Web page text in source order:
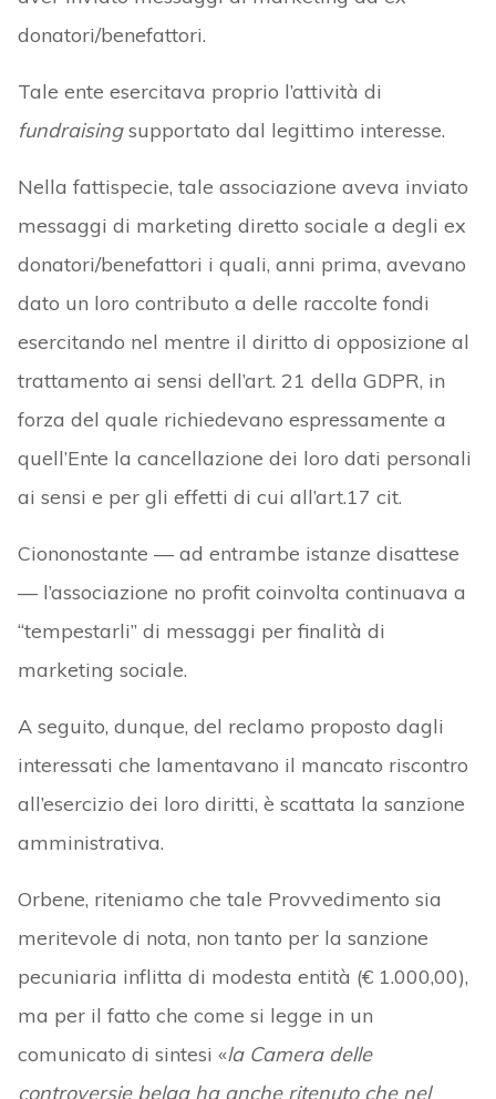
donatori/benefattori.
Tale ente esercitava proprio l’attività di
fundraisingsupportato dal legittimo interesse.
Nella fattispecie, tale associazione aveva inviato
messaggi di marketing diretto sociale a degli ex
donatori/benefattori i quali, anni prima, avevano
dato un loro contributo a delle raccolte fondi
esercitando nel mentre il diritto di opposizione al
trattamento ai sensi dell’art. 21 della GDPR, in
forza del quale richiedevano espressamente a
quell’Ente la cancellazione dei loro dati personali
ai sensi e per gli effetti di cui all’art.17 cit.
Ciononostante — ad entrambe istanze disattese
— l’associazione no profit coinvolta continuava a
“tempestarli” di messaggi per finalità di
marketing sociale.
A seguito, dunque, del reclamo proposto dagli
interessati che lamentavano il mancato riscontro
all’esercizio dei loro diritti, è scattata la sanzione
amministrativa.
Orbene, riteniamo che tale Provvedimento sia
meritevole di nota, non tanto per la sanzione
pecuniaria inflitta di modesta entità (€ 1.000,00),
ma per il fatto che come si legge in un
comunicato di sintesi «la Camera delle
controversie belga ha anche ritenuto che nel